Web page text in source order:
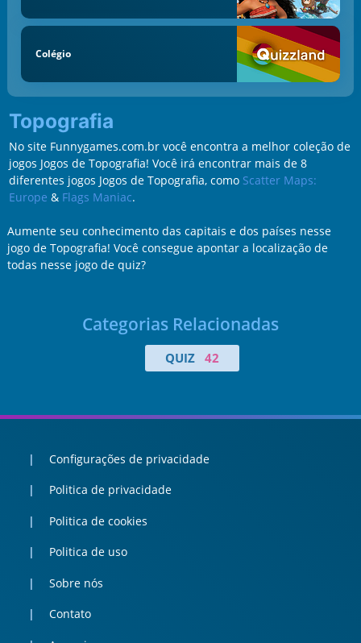
Colégio
Topografia
No site Funnygames.com.br você encontra a melhor coleção de
jogos Jogos de Topografia! Você irá encontrar mais de 8
diferentes jogos Jogos de Topografia, como Scatter Maps:
Europe & Flags Maniac.
Aumente seu conhecimento das capitais e dos países nesse
jogo de Topografia! Você consegue apontar a localização de
todas nesse jogo de quiz?
Categorias Relacionadas
QUIZ 42
Configurações de privacidade
Politica de privacidade
Politica de cookies
Politica de uso
Sobre nós
Contato